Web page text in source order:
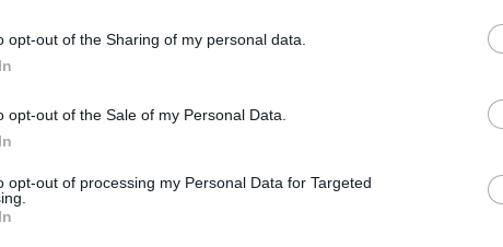
opt-out of the Sharing of my personal data.
opt-out of the Sale of my Personal Data.
opt-out of processing my Personal Data for Targeted
ngahasilkeun paningkatan otot sabab individu
otot kana waktu. Éta henteu ngan ukur ningkatkeun
umum. Ieu ngajantenkeun pilihan anu saé pikeun saha